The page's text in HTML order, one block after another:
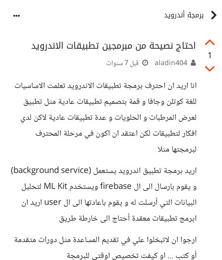
برمجة أندرويد
1
احتاج نصيحة من مبرمجين تطبيقات الاندرويد
قبل 7 سنوات
انا اريد ان احترف برمجة تطبيقات الاندرويد تعلمت الاساسيات
للغة كوتلن وجافا و قمة بتصميم تطبيقات عادية مثل تطبيق
لعرض المرطبات و الحلويات و عدة تطبيقات عادية لاكن لدي
افكار لتطبيقات لكن اعتقد ان اكون في مرحلة المحترف
لبرمجتها مثلا
اريد برمجة تطبيق اندرويد يستعمل (background service)
و يقوم بارسال الى ال firebase ويستخدم ML Kit لتحليل
البيانات التي أرسلت له و يقوم باعادتها الى ال user اريد ان
ابرمج تطبيقات معقدة أحتاج الى خارطة طريق
ارجوا ان لاتبخلوا علي في تقديم المساعدة مثل دورات متقدمة
أو كتب ... او كيفت تخصيص اوقتي للبرمجة